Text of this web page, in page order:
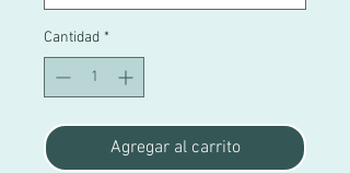
Cantidad *
Agregar al carrito